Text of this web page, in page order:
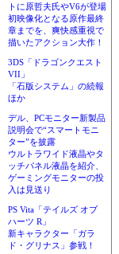
トに原哲夫氏やV6が登場
初映像化となる原作最終
章までを、爽快感重視で
描いたアクション大作！
3DS「ドラゴンクエスト
VII」
「石版システム」の続報
ほか
デル、PCモニター新製品
説明会で“スマートモニ
ター”を披露
ウルトラワイド液晶やタ
ッチパネル液晶を紹介、
ゲーミングモニターの投
入は見送り
PS Vita「テイルズ オブ
ハーツ R」
新キャラクター「ガラ
ド・グリナス」参戦！